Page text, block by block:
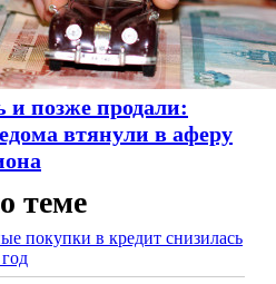
и позже продали:
втянули в аферу
теме
покупки в кредит снизилась